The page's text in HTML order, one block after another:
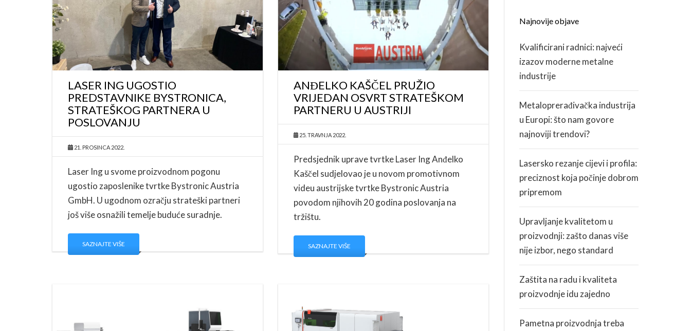
ZDRAVLJE I SIGURNOST
LASER ING UGOSTIO
PREDSTAVNIKE BYSTRONICA,
STRATEŠKOG PARTNERA U
POSLOVANJU
21. PROSINCA 2022.
Laser Ing u svome proizvodnom pogonu
ugostio zaposlenike tvrtke Bystronic Austria
GmbH. U ugodnom ozračju strateški partneri
još više osnažili temelje buduće suradnje.
SAZNAJTE VIŠE
ANĐELKO KAŠČEL PRUŽIO
VRIJEDAN OSVRT STRATEŠKOM
PARTNERU U AUSTRIJI
25. TRAVNJA 2022.
Predsjednik uprave tvrtke Laser Ing Anđelko
Kaščel sudjelovao je u novom promotivnom
videu austrijske tvrtke Bystronic Austria
povodom njihovih 20 godina poslovanja na
tržištu.
SAZNAJTE VIŠE
Najnovije objave
Kvalificirani radnici: najveći
izazov moderne metalne
industrije
Metaloprerađivačka industrija
u Europi: što nam govore
najnoviji trendovi?
Lasersko rezanje cijevi i profila:
preciznost koja počinje dobrom
pripremom
Upravljanje kvalitetom u
proizvodnji: zašto danas više
nije izbor, nego standard
Zaštita na radu i kvaliteta
proizvodnje idu zajedno
Pametna proizvodnja treba